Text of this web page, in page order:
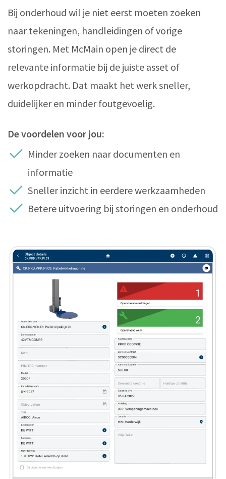
Bij onderhoud wil je niet eerst moeten zoeken
naar tekeningen, handleidingen of vorige
storingen. Met McMain open je direct de
relevante informatie bij de juiste asset of
werkopdracht. Dat maakt het werk sneller,
duidelijker en minder foutgevoelig.
De voordelen voor jou:
Minder zoeken naar documenten en
informatie
Sneller inzicht in eerdere werkzaamheden
Betere uitvoering bij storingen en onderhoud